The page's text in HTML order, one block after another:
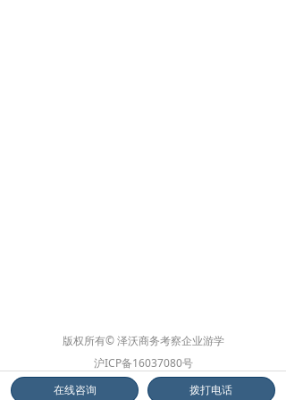
版权所有© 泽沃商务考察企业游学
沪ICP备16037080号
沪公网安备31010902002572号
在线咨询 拨打电话